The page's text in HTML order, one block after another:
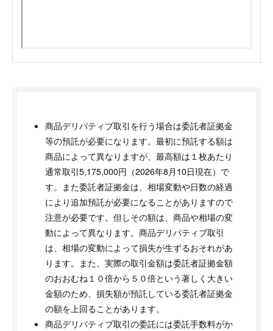
商品デリバティブ取引を行う場合は委託者証拠金
等の預託が必要になります。最初に預託する額は
商品によって異なりますが、最高額は１枚あたり
通常取引5,175,000円（2026年8月10日現在）で
す。また委託者証拠金は、相場変動や日数の経過
により追加預託が必要になることがありますので
注意が必要です。但しその額は、商品や相場の変
動によって異なります。商品デリバティブ取引
は、相場の変動によって損失が生ずるおそれがあ
ります。また、実際の取引金額は委託者証拠金額
のおおむね１０倍から５０倍という著しく大きい
金額のため、損失額が預託している委託者証拠金
の額を上回ることがあります。
商品デリバティブ取引の委託には委託手数料がか